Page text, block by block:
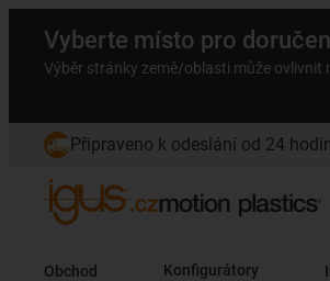
Vyberte místo pro
Výběr stránky země/oblasti může ovlivnit
Připraveno k odeslání od 24
Obchod Konfigurátory